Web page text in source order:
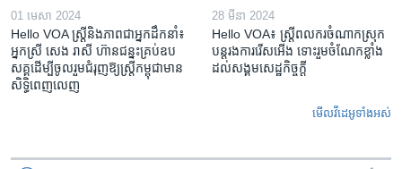
01 មេសា 2024
Hello VOA ស្ត្រីនិងភាពជាអ្នកដឹកនាំ៖
អ្នកស្រី សេង រាសី ហ៊ានជន្នះគ្រប់ឧប
សគ្គដើម្បីចូលរួមជំរុញឱ្យស្រ្តីកម្ពុជាមាន
សិទ្ធិពេញលេញ
28 មីនា 2024
Hello VOA៖ ស្រ្តីពលករចំណាកស្រុក
បន្តរងការរើសអើង ទោះរួមចំណែកខ្លាំង
ដល់សង្គមសេដ្ឋកិច្ចក្តី
មើល​វីដេអូ​ទាំង​អស់